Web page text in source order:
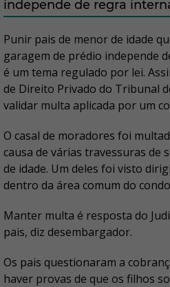
independe de regra
Punir pais de menor de idade
garagem de prédio independe
é um tema regulado por lei.
de Direito Privado do Tribunal
validar multa aplicada por um
O casal de moradores foi
causa de várias travessuras de
de idade. Um deles foi visto
dentro da área comum do
Manter multa é resposta do
pais, diz desembargador.
Os pais questionaram a
haver provas de que os filhos